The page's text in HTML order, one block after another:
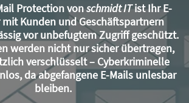
Protectionvonschmidt ITist Ihr E-
Kunden und Geschäftspartnern
vor unbefugtem Zugriff geschützt.
werden nicht nur sicher übertragen,
verschlüsselt – Cyberkriminelle
da abgefangene E-Mails unlesbar
bleiben.